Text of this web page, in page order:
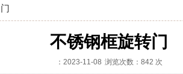
不锈钢框旋转门
：2023-11-08 浏览次数：842 次